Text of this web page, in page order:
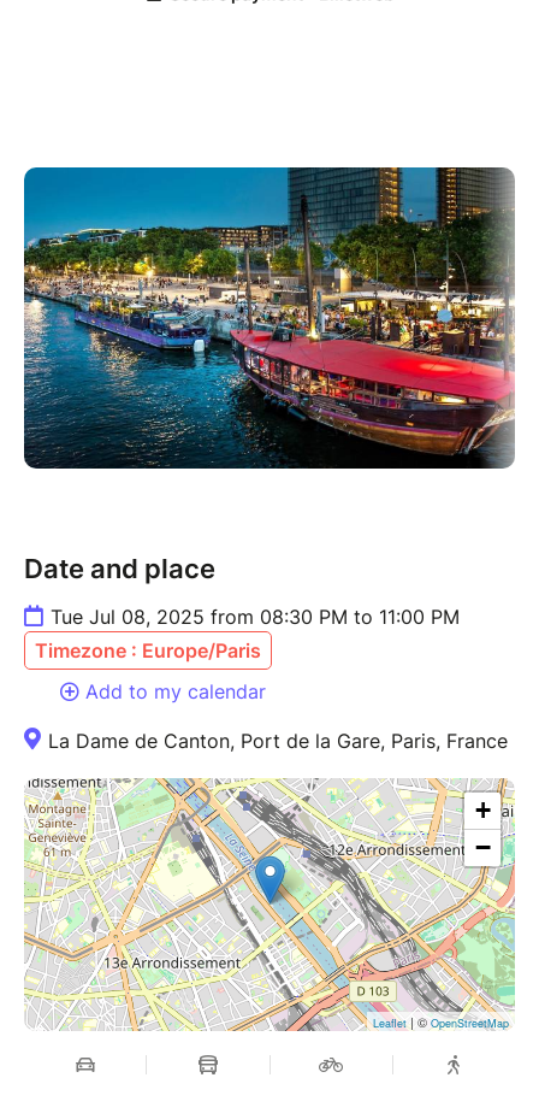
Date and place
Tue Jul 08, 2025 from 08:30 PM to 11:00 PM
Timezone : Europe/Paris
Add to my calendar
La Dame de Canton, Port de la Gare, Paris, France
+
−
Leaflet| ©OpenStreetMap